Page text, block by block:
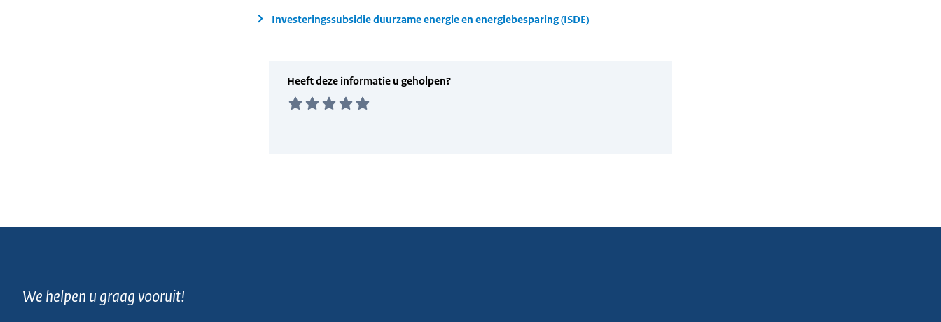
Investeringssubsidie duurzame energie en energiebesparing (ISDE)
We helpen u graag vooruit!